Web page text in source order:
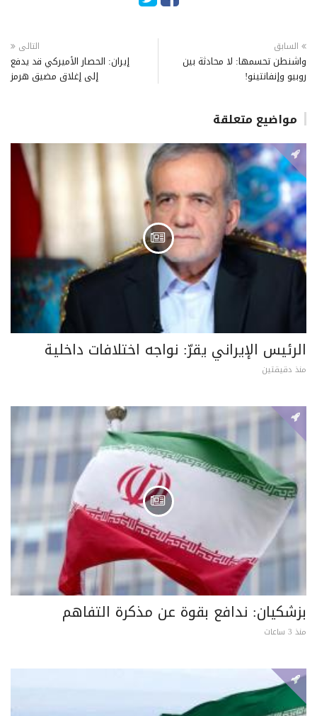
السابق
واشنطن تحسمها: لا محادثة بين
روبيو وإنفانتينو!
التالى
إيران: الحصار الأميركي قد يدفع
إلى إغلاق مضيق هرمز
مواضيع متعلقة
الرئيس الإيراني يقرّ: نواجه اختلافات داخلية
منذ دقيقتين
بزشكيان: ندافع بقوة عن مذكرة التفاهم
منذ 3 ساعات